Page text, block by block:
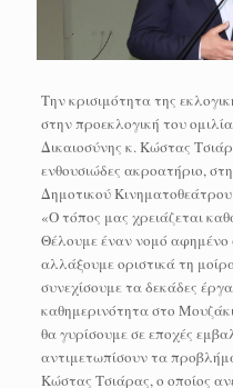
Την κρισιμότητα της
στην προεκλογική του
Δικαιοσύνης κ. Κώστας
ενθουσιώδες ακροατήριο,
Δημοτικού
«Ο τόπος μας χρειάζεται
Θέλουμε έναν νομό αφημένο
αλλάξουμε οριστικά τη
συνεχίσουμε τα δεκάδες
καθημερινότητα στο
θα γυρίσουμε σε εποχές
αντιμετωπίσουν τα
Κώστας Τσιάρας, ο οποίος